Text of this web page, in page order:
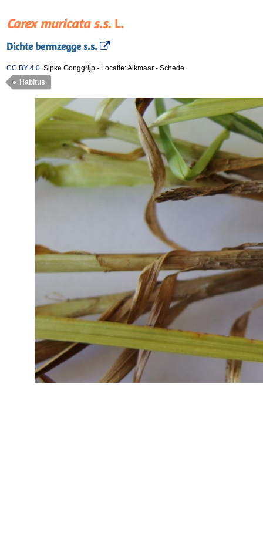
Carex muricata s.s. L.
Dichte bermzegge s.s.
CC BY 4.0 Sipke Gonggrijp - Locatie: Alkmaar - Schede.
Habitus